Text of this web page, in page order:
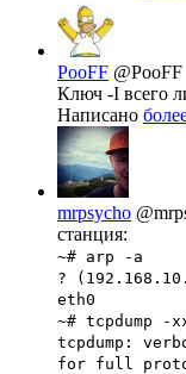
PooFF @PooFF
Ключ -I всего
Написано
mrpsycho
станция:
~# arp -a
?
eth0
~# tcpdump -
tcpdump:
for full